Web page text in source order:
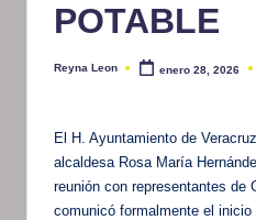
POTABLE
Publicado
Reyna Leon enero 28, 2026
El H. Ayuntamiento de
alcaldesa Rosa María
reunión con representantes de
comunicó formalmente el